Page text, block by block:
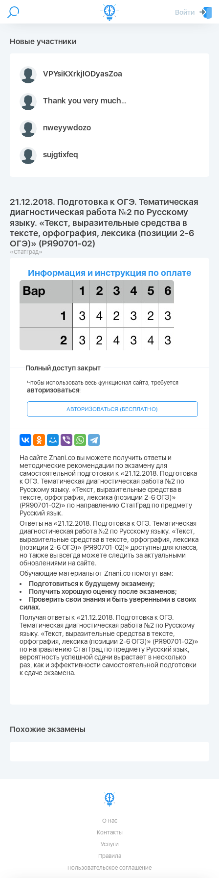
Войти
Новые участники
VPYsiKXrkjIODyasZoa
Thank you very much for your inquiry We appreciate you 9126052 https://youtube.com faceapple !
nweyywdozo
sujgtixfeq
21.12.2018. Подготовка к ОГЭ. Тематическая
диагностическая работа №2 по Русскому
языку. «Текст, выразительные средства в
тексте, орфография, лексика (позиции 2-6
ОГЭ)» (РЯ90701-02)
«СтатГрад»
Информация и инструкция по оплате
Полный доступ закрыт
Чтобы использовать весь функционал сайта, требуется
авторизоваться!
АВТОРИЗОВАТЬСЯ (БЕСПЛАТНО)
На сайте Znani.co вы можете получить ответы и
методические рекомендации по экзамену для
самостоятельной подготовки к «21.12.2018. Подготовка
к ОГЭ. Тематическая диагностическая работа №2 по
Русскому языку. «Текст, выразительные средства в
тексте, орфография, лексика (позиции 2-6 ОГЭ)»
(РЯ90701-02)» по направлению СтатГрад по предмету
Русский язык.
Ответы на «21.12.2018. Подготовка к ОГЭ. Тематическая
диагностическая работа №2 по Русскому языку. «Текст,
выразительные средства в тексте, орфография, лексика
(позиции 2-6 ОГЭ)» (РЯ90701-02)» доступны для класса,
но также вы всегда можете следить за актуальными
обновлениями на сайте.
Обучающие материалы от Znani.co помогут вам:
Подготовиться к будущему экзамену;
Получить хорошую оценку после экзаменов;
Проверить свои знания и быть уверенными в своих
силах.
Получая ответы к «21.12.2018. Подготовка к ОГЭ.
Тематическая диагностическая работа №2 по Русскому
языку. «Текст, выразительные средства в тексте,
орфография, лексика (позиции 2-6 ОГЭ)» (РЯ90701-02)»
по направлению СтатГрад по предмету Русский язык,
вероятность успешной сдачи вырастает в несколько
раз, как и эффективности самостоятельной подготовки
к сдаче экзамена.
Похожие экзамены
О нас
Контакты
Услуги
Правила
Пользовательское соглашение